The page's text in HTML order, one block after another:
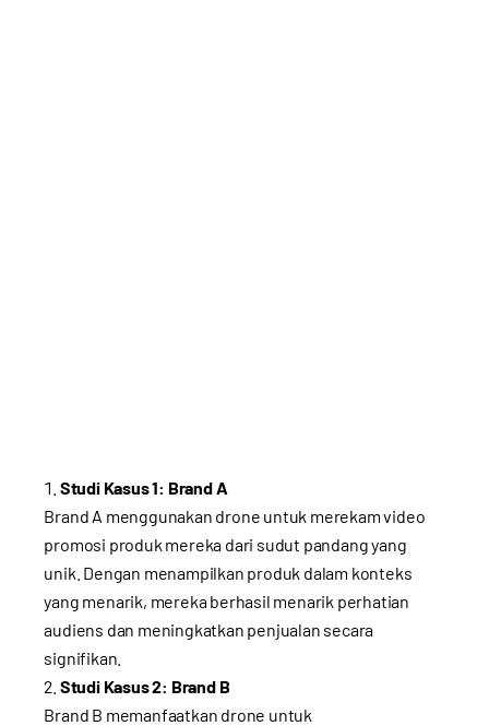
Studi Kasus 1: Brand A
Brand A menggunakan drone untuk merekam video
promosi produk mereka dari sudut pandang yang
unik. Dengan menampilkan produk dalam konteks
yang menarik, mereka berhasil menarik perhatian
audiens dan meningkatkan penjualan secara
signifikan.
Studi Kasus 2: Brand B
Brand B memanfaatkan drone untuk